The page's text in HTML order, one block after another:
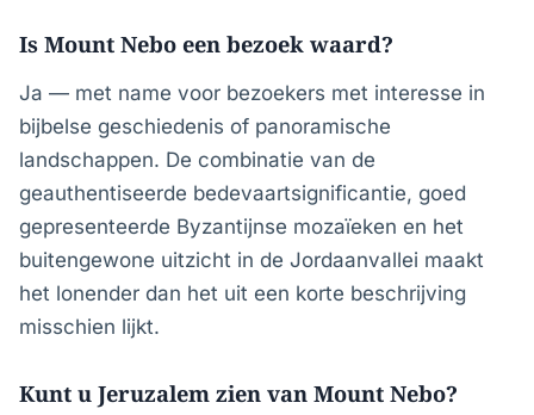
Is Mount Nebo een bezoek waard?
Ja — met name voor bezoekers met interesse in
bijbelse geschiedenis of panoramische
landschappen. De combinatie van de
geauthentiseerde bedevaartsignificantie, goed
gepresenteerde Byzantijnse mozaïeken en het
buitengewone uitzicht in de Jordaanvallei maakt
het lonender dan het uit een korte beschrijving
misschien lijkt.
Kunt u Jeruzalem zien van Mount Nebo?